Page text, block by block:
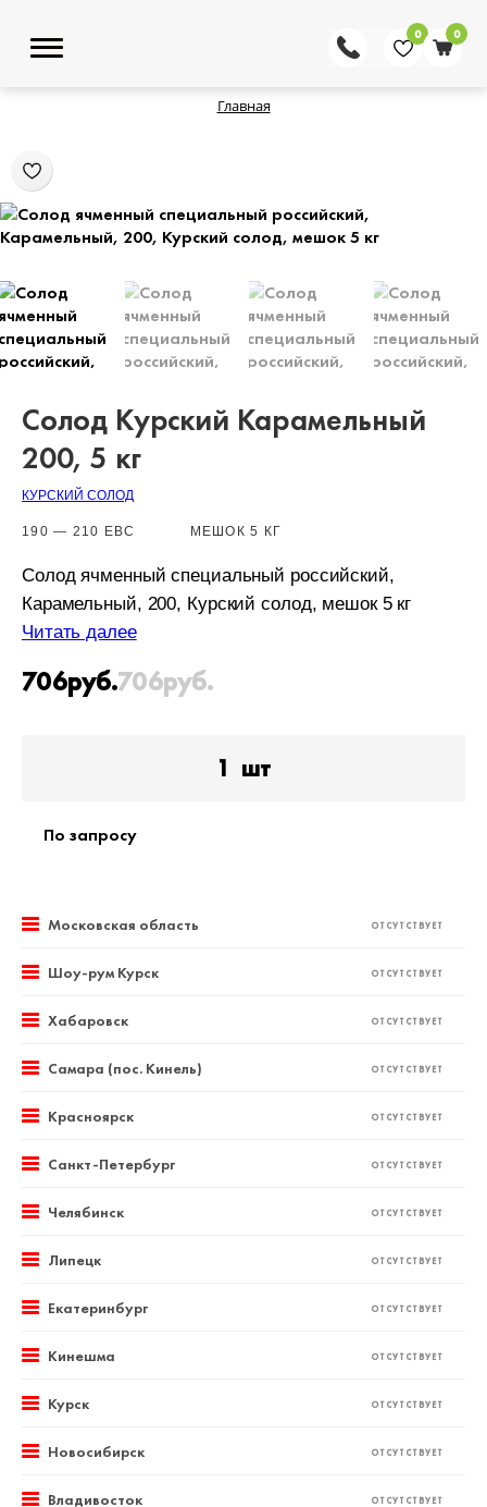
0 0
Главная
Солод Курский Карамельный
200, 5 кг
КУРСКИЙ СОЛОД
190 — 210 EBC МЕШОК 5 КГ
Солод ячменный специальный российский,
Карамельный, 200, Курский солод, мешок 5 кг
Читать далее
706руб.706руб.
1 шт
По запросу
Московская область ОТСУТСТВУЕТ
Шоу-рум Курск ОТСУТСТВУЕТ
Хабаровск ОТСУТСТВУЕТ
Самара (пос. Кинель) ОТСУТСТВУЕТ
Красноярск ОТСУТСТВУЕТ
Санкт-Петербург ОТСУТСТВУЕТ
Челябинск ОТСУТСТВУЕТ
Липецк ОТСУТСТВУЕТ
Екатеринбург ОТСУТСТВУЕТ
Кинешма ОТСУТСТВУЕТ
Курск ОТСУТСТВУЕТ
Новосибирск ОТСУТСТВУЕТ
Владивосток ОТСУТСТВУЕТ